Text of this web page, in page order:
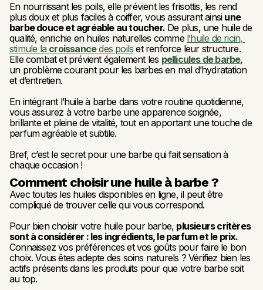
En nourrissant les poils, elle prévient les frisottis, les rend
plus doux et plus faciles à coiffer, vous assurant ainsi une
barbe douce et agréable au toucher. De plus, une huile de
qualité, enrichie en huiles naturelles comme l’huile de ricin,
stimule la croissance des poils et renforce leur structure.
Elle combat et prévient également les pellicules de barbe,
un problème courant pour les barbes en mal d’hydratation
et d’entretien.
En intégrant l’huile à barbe dans votre routine quotidienne,
vous assurez à votre barbe une apparence soignée,
brillante et pleine de vitalité, tout en apportant une touche de
parfum agréable et subtile.
Bref, c’est le secret pour une barbe qui fait sensation à
chaque occasion !
Comment choisir une huile à barbe ?
Avec toutes les huiles disponibles en ligne, il peut être
compliqué de trouver celle qui vous correspond.
Pour bien choisir votre huile pour barbe, plusieurs critères
sont à considérer : les ingrédients, le parfum et le prix.
Connaissez vos préférences et vos goûts pour faire le bon
choix. Vous êtes adepte des soins naturels ? Vérifiez bien les
actifs présents dans les produits pour que votre barbe soit
au top.